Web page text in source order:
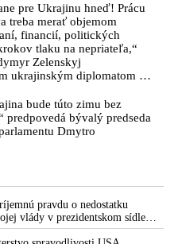
pre Ukrajinu hneď! Prácu
treba merať objemom
financií, politických
tlaku na nepriateľa,“
Zelenskyj
ukrajinským diplomatom v
nedodajú protiraketové
bude túto zimu bez
predpovedá bývalý predseda
Dmytro
pravdu o nedostatku
vlády v prezidentskom sídle
odložiť plánované útoky na